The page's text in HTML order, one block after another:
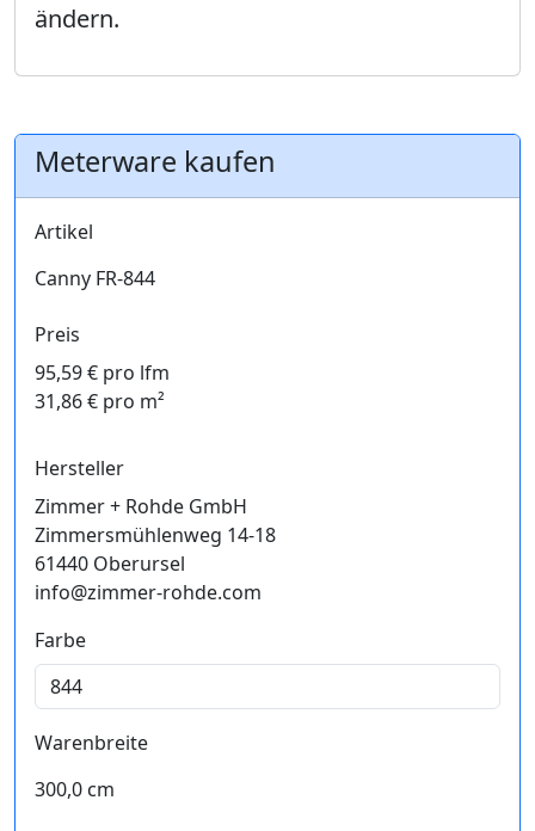
ändern.
Meterware kaufen
Artikel
Canny FR-844
Preis
95,59 € pro lfm
31,86 € pro m²
Hersteller
Zimmer + Rohde GmbH
Zimmersmühlenweg 14-18
61440 Oberursel
info@zimmer-rohde.com
Farbe
Warenbreite
300,0 cm